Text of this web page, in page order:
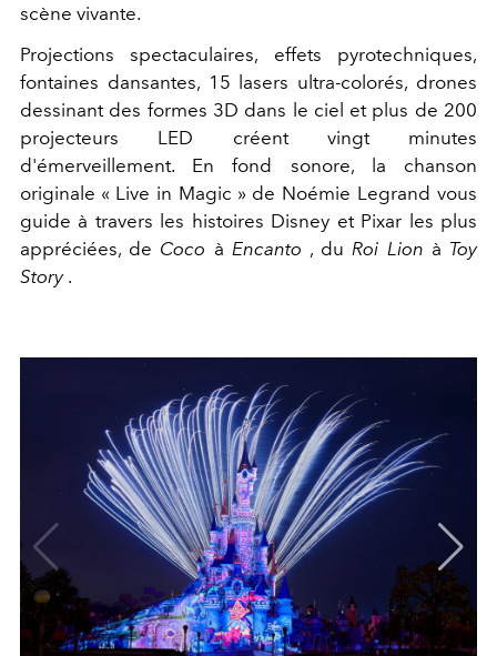
scène vivante.
Projections spectaculaires, effets pyrotechniques,
fontaines dansantes, 15 lasers ultra-colorés, drones
dessinant des formes 3D dans le ciel et plus de 200
projecteurs LED créent vingt minutes
d'émerveillement. En fond sonore, la chanson
originale « Live in Magic » de Noémie Legrand vous
guide à travers les histoires Disney et Pixar les plus
appréciées, de Coco à Encanto , du Roi Lion à Toy
Story .